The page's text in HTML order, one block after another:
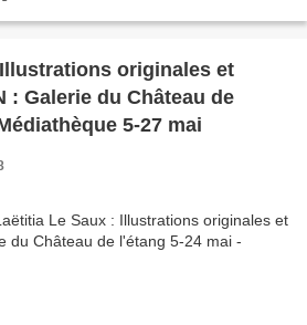
originales et
: Galerie du Château de
5-27 mai